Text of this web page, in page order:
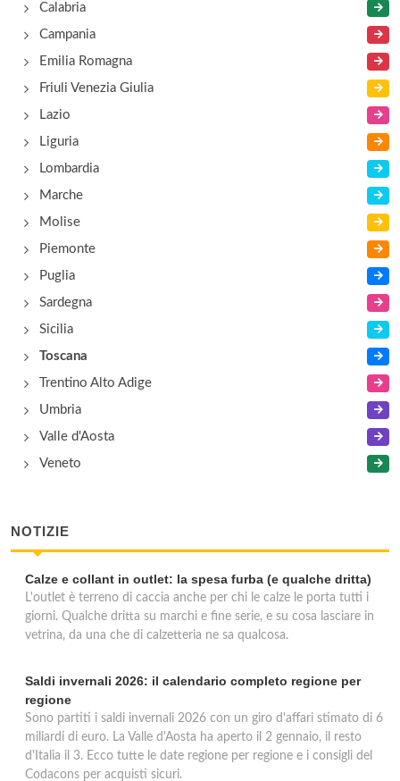
Calabria
Campania
Emilia Romagna
Friuli Venezia Giulia
Lazio
Liguria
Lombardia
Marche
Molise
Piemonte
Puglia
Sardegna
Sicilia
Toscana
Trentino Alto Adige
Umbria
Valle d'Aosta
Veneto
NOTIZIE
Calze e collant in outlet: la spesa furba (e qualche dritta)
L'outlet è terreno di caccia anche per chi le calze le porta tutti i
giorni. Qualche dritta su marchi e fine serie, e su cosa lasciare in
vetrina, da una che di calzetteria ne sa qualcosa.
Saldi invernali 2026: il calendario completo regione per
regione
Sono partiti i saldi invernali 2026 con un giro d'affari stimato di 6
miliardi di euro. La Valle d'Aosta ha aperto il 2 gennaio, il resto
d'Italia il 3. Ecco tutte le date regione per regione e i consigli del
Codacons per acquisti sicuri.